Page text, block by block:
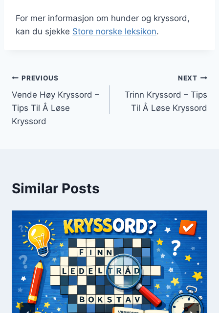
For mer informasjon om hunder og kryssord,
kan du sjekke Store norske leksikon.
Innleggsnavigasjon
PREVIOUS
Vende Høy Kryssord –
Tips Til Å Løse
Kryssord
NEXT
Trinn Kryssord – Tips
Til Å Løse Kryssord
Similar Posts